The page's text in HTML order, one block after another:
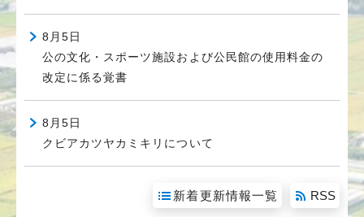
8月5日
公の文化・スポーツ施設および公民館の使用料金の
改定に係る覚書
8月5日
クビアカツヤカミキリについて
新着更新情報一覧 RSS